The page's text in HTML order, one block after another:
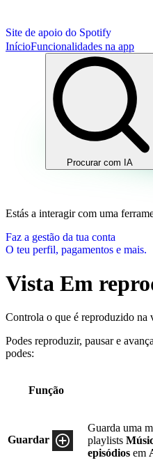
Site de apoio do Spotify
InícioFuncionalidades na app
Procurar com IA
Estás a interagir com uma
Faz a gestão da tua conta
O teu perfil, pagamentos e mais.
Vista Em
Controla o que é reproduzido na
Podes reproduzir, pausar e
podes:
Função
Guardar
Guarda uma
playlists
episódios em